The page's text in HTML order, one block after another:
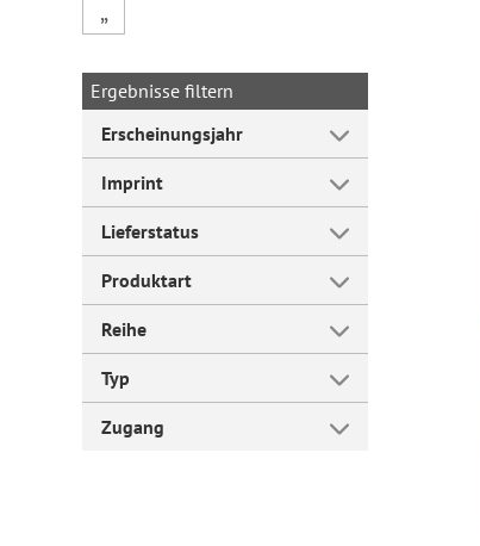
Forum Arbeitslehre
„
Ergebnisse filtern
Erscheinungsjahr
Imprint
Lieferstatus
Produktart
Reihe
Typ
Zugang